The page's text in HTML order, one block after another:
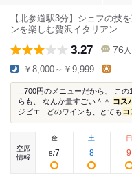
【北参道駅3分】シェフの技
ンを楽しむ贅沢イタリアン
3.27 76 人
￥8,000～￥9,999 -
...700円のメニューだから、 こ
らも、 なんか量すごい＾＾ コス
ジビエ...どのワインも、とてもコ
空席
情報
金
8/7
土
8
日
9